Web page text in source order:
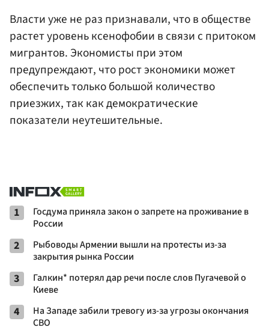
Власти уже не раз признавали, что в обществе
растет уровень ксенофобии в связи с притоком
мигрантов. Экономисты при этом
предупреждают, что рост экономики может
обеспечить только большой количество
приезжих, так как демократические
показатели неутешительные.
1
Госдума приняла закон о запрете на проживание в
России
2
Рыбоводы Армении вышли на протесты из-за
закрытия рынка России
3
Галкин* потерял дар речи после слов Пугачевой о
Киеве
4
На Западе забили тревогу из-за угрозы окончания
СВО